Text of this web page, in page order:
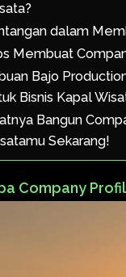
dalam
Membuat
Bajo
Bisnis Kapal
Bangun
Sekarang!
Company